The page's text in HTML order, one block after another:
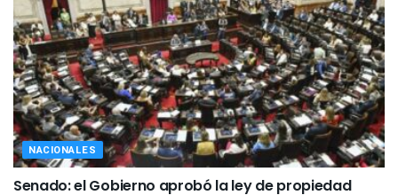
NACIONALES
Senado: el Gobierno aprobó la ley de propiedad